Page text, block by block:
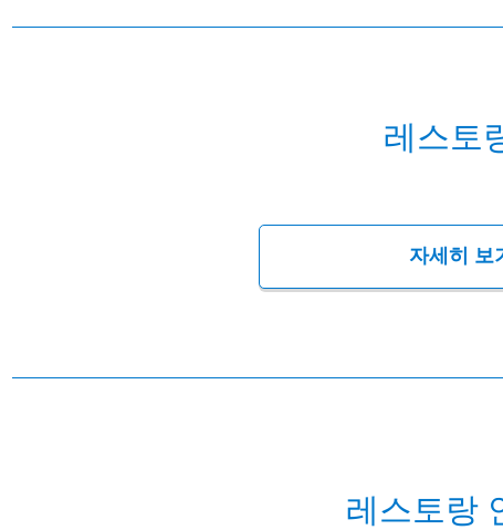
레스토
자세히 보
레스토랑